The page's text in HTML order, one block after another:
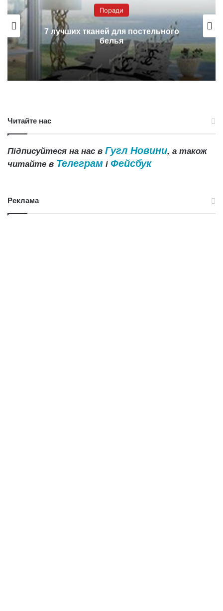
Поради
Гарячі роли з доставкою в Тернополі
Читайте нас
Підписуйтеся на нас в Гугл Новини, а також
читайте в Телеграм і Фейсбук
Реклама